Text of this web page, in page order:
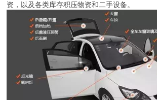
资，以及各类库存积压物资和二手设备。